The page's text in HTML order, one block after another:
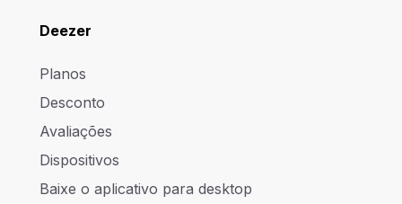
Deezer
Planos
Desconto
Avaliações
Dispositivos
Baixe o aplicativo para desktop